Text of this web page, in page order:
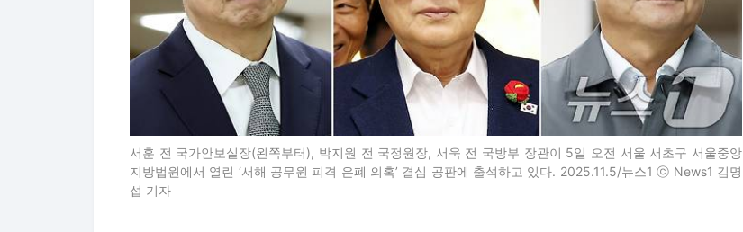
서훈 전 국가안보실장(왼쪽부터), 박지원 전 국정원장, 서욱 전 국방부 장관이 5일 오전 서울 서초구 서울중앙
지방법원에서 열린 ‘서해 공무원 피격 은폐 의혹’ 결심 공판에 출석하고 있다. 2025.11.5/뉴스1 ⓒ News1 김명
섭 기자